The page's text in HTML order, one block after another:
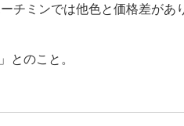
チミンでは他色と価格差があ
とのこと。